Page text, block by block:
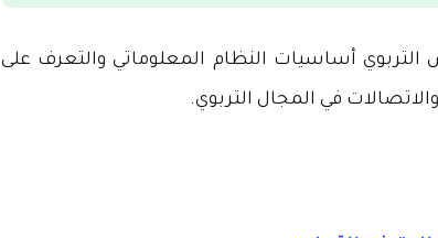
أساسيات النظام المعلوماتي والتعرف على
في المجال التربوي.